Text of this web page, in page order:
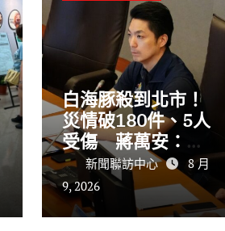
白海豚殺到北市！
災情破180件、5人
受傷 蔣萬安：勿
鬆懈新聞聯訪中心
8 月
9, 2026